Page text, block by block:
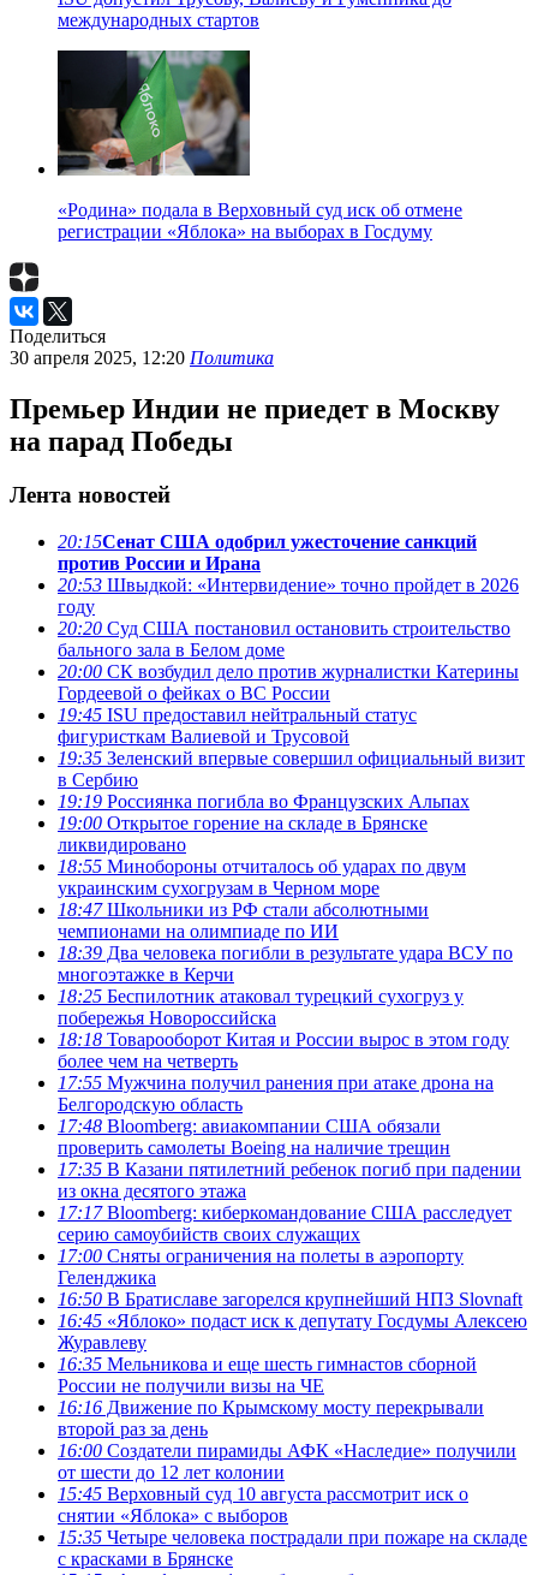
международных стартов
«Родина» подала в Верховный суд иск об отмене
регистрации «Яблока» на выборах в Госдуму
Поделиться
30 апреля 2025, 12:20 Политика
Премьер Индии не приедет в Москву
на парад Победы
Лента новостей
20:15Сенат США одобрил ужесточение санкций
против России и Ирана
20:53 Швыдкой: «Интервидение» точно пройдет в 2026
году
20:20 Суд США постановил остановить строительство
бального зала в Белом доме
20:00 СК возбудил дело против журналистки Катерины
Гордеевой о фейках о ВС России
19:45 ISU предоставил нейтральный статус
фигуристкам Валиевой и Трусовой
19:35 Зеленский впервые совершил официальный визит
в Сербию
19:19 Россиянка погибла во Французских Альпах
19:00 Открытое горение на складе в Брянске
ликвидировано
18:55 Минобороны отчиталось об ударах по двум
украинским сухогрузам в Черном море
18:47Школьники из РФ стали абсолютными
чемпионами на олимпиаде по ИИ
18:39 Два человека погибли в результате удара ВСУ по
многоэтажке в Керчи
18:25 Беспилотник атаковал турецкий сухогруз у
побережья Новороссийска
18:18 Товарооборот Китая и России вырос в этом году
более чем на четверть
17:55 Мужчина получил ранения при атаке дрона на
Белгородскую область
17:48 Bloomberg: авиакомпании США обязали
проверить самолеты Boeing на наличие трещин
17:35 В Казани пятилетний ребенок погиб при падении
из окна десятого этажа
17:17Bloomberg: киберкомандование США расследует
серию самоубийств своих служащих
17:00 Сняты ограничения на полеты в аэропорту
Геленджика
16:50 В Братиславе загорелся крупнейший НПЗ Slovnaft
16:45 «Яблоко» подаст иск к депутату Госдумы Алексею
Журавлеву
16:35 Мельникова и еще шесть гимнастов сборной
России не получили визы на ЧЕ
16:16 Движение по Крымскому мосту перекрывали
второй раз за день
16:00 Создатели пирамиды АФК «Наследие» получили
от шести до 12 лет колонии
15:45 Верховный суд 10 августа рассмотрит иск о
снятии «Яблока» с выборов
15:35 Четыре человека пострадали при пожаре на складе
с красками в Брянске